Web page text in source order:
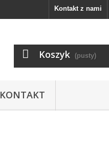
Kontakt z nami
Koszyk (pusty)
KONTAKT